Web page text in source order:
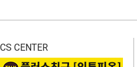
CS CENTER